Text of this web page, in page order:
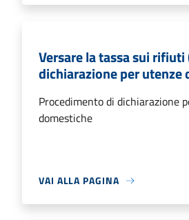
Versare la tassa sui rifiuti
dichiarazione per utenze
Procedimento di dichiarazione
domestiche
VAI ALLA PAGINA